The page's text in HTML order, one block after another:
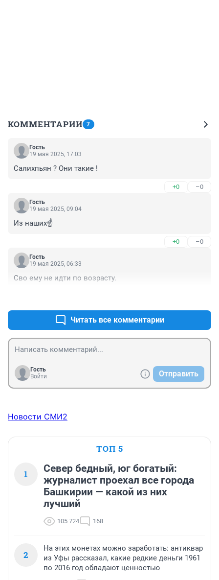
КОММЕНТАРИИ 7
Гость
19 мая 2025, 17:03
Салихпьян ? Они такие !
+0 –0
Гость
19 мая 2025, 09:04
Из наших☝️
+0 –0
Гость
19 мая 2025, 06:33
Сво ему не идти по возрасту.
Читать все комментарии
Гость
Войти
Отправить
Новости СМИ2
ТОП 5
1
Север бедный, юг богатый:
журналист проехал все города
Башкирии — какой из них
лучший
105 724 168
2
На этих монетах можно заработать: антиквар
из Уфы рассказал, какие редкие деньги 1961
по 2016 год обладают ценностью